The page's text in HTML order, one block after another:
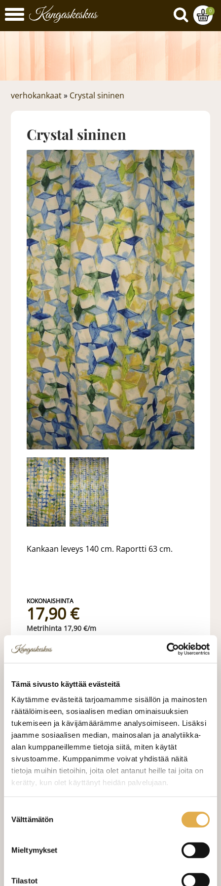
Tämä sivusto käyttää evästeitä
Käytämme evästeitä tarjoamamme sisällön ja mainosten
räätälöimiseen, sosiaalisen median ominaisuuksien
tukemiseen ja kävijämäärämme analysoimiseen. Lisäksi
jaamme sosiaalisen median, mainosalan ja analytiikka-
alan kumppaneillemme tietoja siitä, miten käytät
sivustoamme. Kumppanimme voivat yhdistää näitä
tietoja muihin tietoihin, joita olet antanut heille tai joita on
kerätty, kun olet käyttänyt heidän palvelujaan.
valinta
Välttämätön
Mieltymykset
Tilastot
0
verhokankaat » Crystal sininen
Crystal sininen
Kankaan leveys 140 cm. Raportti 63 cm.
17,90 €
17,90 €/m
VALITSE KANKAAN PITUUS
LISÄÄ OSTOSKORIIN
Tilaa näytepala kankaasta
Näytepalan hinta 1,50 €. Koko n. 10x10 cm.
Valitse mukaan ompelupalvelu
(sis. työn ja tarvikkeet)
+ 22,00 €
Purjerengasverho leveys max 150
+ 42,00 €
+ 4,00 €